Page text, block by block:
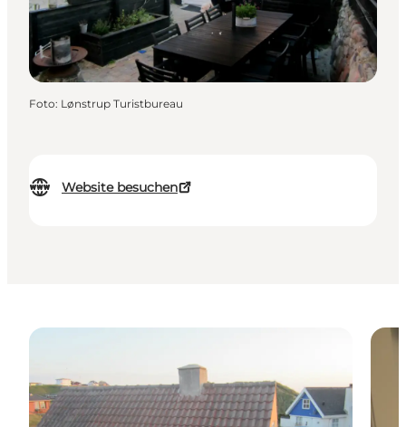
Website besuchen
Foto: Lønstrup Turistbureau